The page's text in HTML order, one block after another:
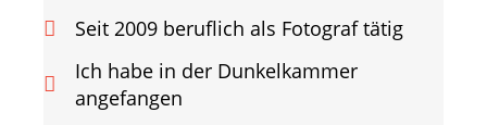
Seit 2009 beruflich als Fotograf tätig
Ich habe in der Dunkelkammer
angefangen